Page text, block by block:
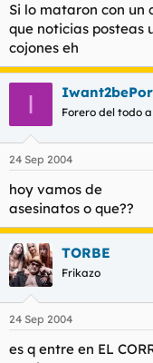
Si lo mataron con un
que noticias posteas
cojones eh
I Forero del todo
24 Sep 2004
hoy vamos de
asesinatos o que??
TORBE
Frikazo
24 Sep 2004
es q entre en EL